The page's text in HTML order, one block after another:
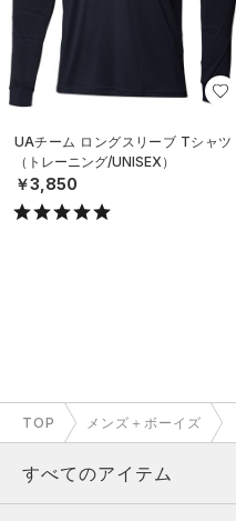
UAチーム ロングスリーブ Tシャツ
（トレーニング/UNISEX）
￥3,850
TOP メンズ＋ボーイズ
すべてのアイテム